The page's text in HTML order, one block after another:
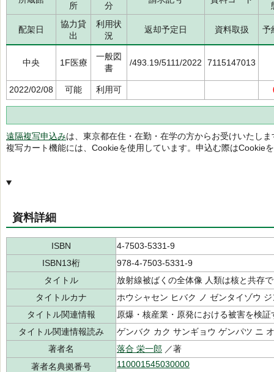
所
分
配架日
協力貸
出
利用状
況
返却予定日 資料取扱 予
中央 1F医療
一般図
書
/493.19/5111/2022 7115147013
2022/02/08 可能 利用可
遠隔複写申込みは、東京都在住・在勤・在学の方からお受けいたしま
複写カート機能には、Cookieを使用しています。申込む際はCookie
資料詳細
ISBN
4-7503-5331-9
ISBN13桁
978-4-7503-5331-9
タイトル
放射線被ばくの全体像 人類は核と共存
タイトルカナ
ホウシャセン ヒバク ノ ゼンタイゾウ
タイトル関連情報
原爆・核産業・原発における被害を検証
タイトル関連情報読み
ゲンバク カク サンギョウ ゲンパツ ニ
著者名
落合 栄一郎 ／著
著者名典拠番号
110001545030000